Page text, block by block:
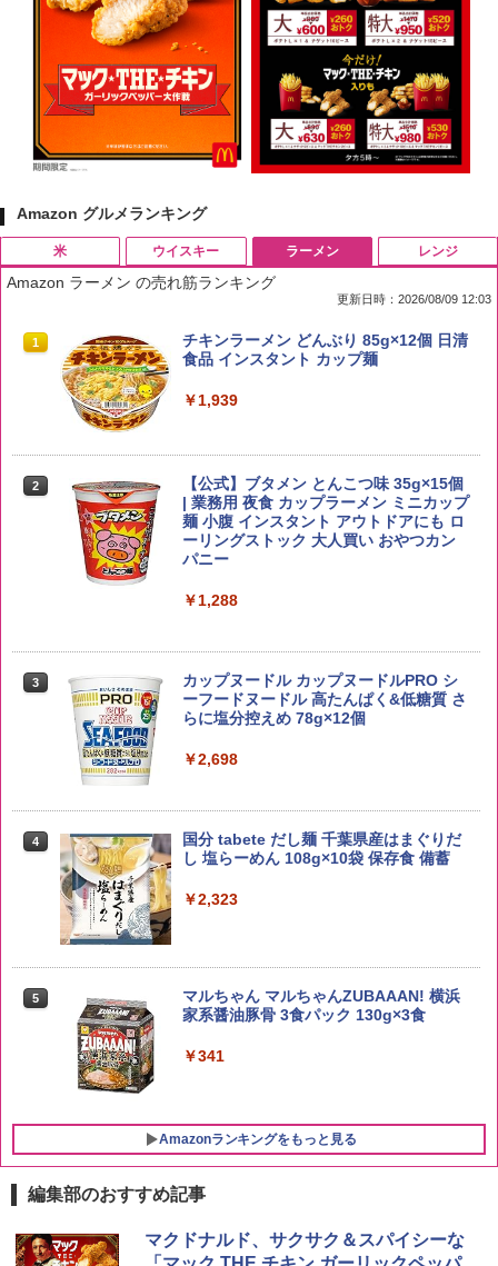
Amazon グルメランキング
米
1 by Amazon 国産ブレンド米 精米 5kg
2
新潟ケンベイ【精米】新潟県産にじのき
らめき 5kg 令和7年産
￥5,809
3
by Amazon あきたこまちブレンド 無洗
米 5kg
￥3,396
4
野沢農産 無洗米 青い流るる コシヒカリ
5kg 長野県産 令和7年産
￥3,980
5
【在庫処分価格】ももたろう印 無洗米 5
kg 業務用 お米マイスターブレンド
￥2,680
ウイスキー
1
ブラックニッカ ニッカ Nikka ウィスキ
ー4000ml ブラックニッカクリア ウヰス
お得 4リットル
角瓶 2700ml サントリー ウイスキー ハ
イボール 大容量
3
角ハイボール 350ml×24本 サントリー ウ
イスキー ハイボール 缶
4
【数量限定】竹鶴ピュアモルト700ml ア
サヒ [ ウイスキー 日本 700ml ]【中元 ギ
フト プレゼント 贈り物に】
￥6,783
5
サントリー シングルモルト ウイスキー
白州 Story of the Distillery 2026 化粧箱
入 700ml
ラーメン
Amazon ラーメン の売れ筋ランキング
更新日時：2026/08/09 12:03
1
チキンラーメン どんぶり 85g×12個 日清
食品 インスタント カップ麺
￥1,939
2
【公式】ブタメン とんこつ味 35g×15個
| 業務用 夜食 カップラーメン ミニカップ
麺 小腹 インスタント アウトドアにも ロ
ーリングストック 大人買い おやつカン
パニー
￥1,288
3
カップヌードル カップヌードルPRO シ
ーフードヌードル 高たんぱく&低糖質 さ
らに塩分控えめ 78g×12個
￥2,698
4
国分 tabete だし麺 千葉県産はまぐりだ
し 塩らーめん 108g×10袋 保存食 備蓄
￥2,323
5
マルちゃん マルちゃんZUBAAAN! 横浜
家系醤油豚骨 3食パック 130g×3食
￥341
Amazonランキングをもっと見る
レンジ
1
[山善] スチームオーブンレンジ 25L 一人
暮らし 二人暮らし フラットテーブル ス
編集部のおすすめ記事
マクドナルド、サクサク＆スパイシーな